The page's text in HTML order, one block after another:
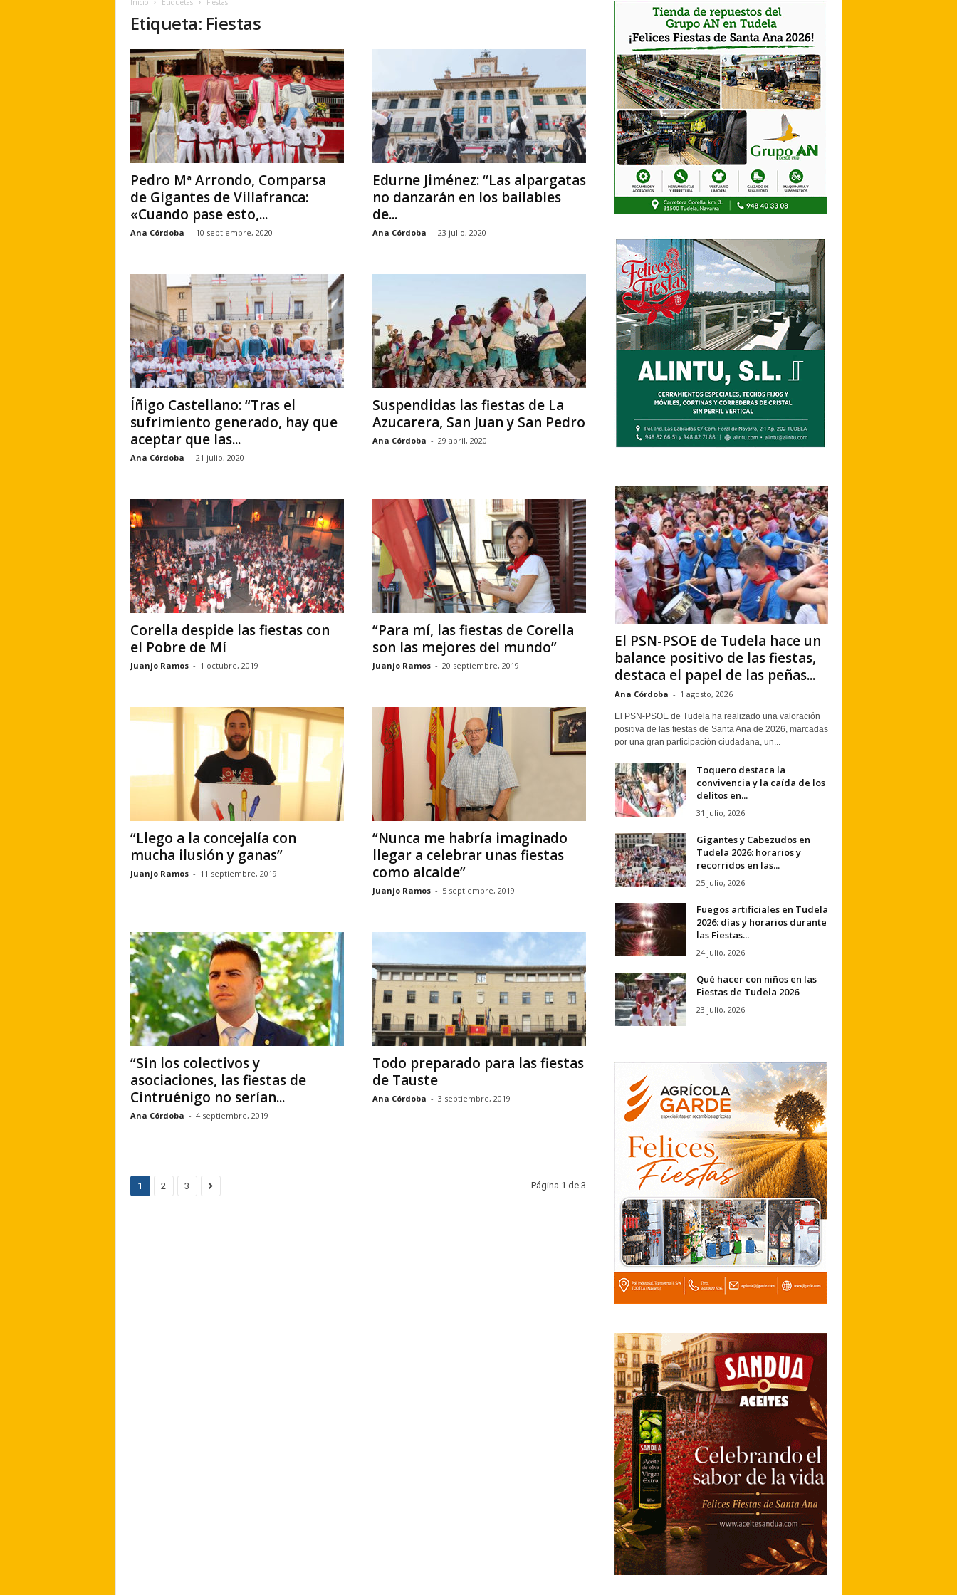
Inicio Etiquetas Fiestas
Etiqueta: Fiestas
Pedro Mª Arrondo, Comparsa
de Gigantes de Villafranca:
«Cuando pase esto,...
Ana Córdoba - 10 septiembre, 2020
Edurne Jiménez: “Las alpargatas
no danzarán en los bailables
de...
Ana Córdoba - 23 julio, 2020
Íñigo Castellano: “Tras el
sufrimiento generado, hay que
aceptar que las...
Ana Córdoba - 21 julio, 2020
Suspendidas las fiestas de La
Azucarera, San Juan y San Pedro
Ana Córdoba - 29 abril, 2020
Corella despide las fiestas con
el Pobre de Mí
Juanjo Ramos - 1 octubre, 2019
“Para mí, las fiestas de Corella
son las mejores del mundo”
Juanjo Ramos - 20 septiembre, 2019
“Llego a la concejalía con
mucha ilusión y ganas”
Juanjo Ramos - 11 septiembre, 2019
“Nunca me habría imaginado
llegar a celebrar unas fiestas
como alcalde”
Juanjo Ramos - 5 septiembre, 2019
“Sin los colectivos y
asociaciones, las fiestas de
Cintruénigo no serían...
Ana Córdoba - 4 septiembre, 2019
Todo preparado para las fiestas
de Tauste
Ana Córdoba - 3 septiembre, 2019
1 2 3 Página 1 de 3
El PSN-PSOE de Tudela hace un
balance positivo de las fiestas,
destaca el papel de las peñas...
Ana Córdoba - 1 agosto, 2026
El PSN-PSOE de Tudela ha realizado una valoración
positiva de las fiestas de Santa Ana de 2026, marcadas
por una gran participación ciudadana, un...
Toquero destaca la
convivencia y la caída de los
delitos en...
31 julio, 2026
Gigantes y Cabezudos en
Tudela 2026: horarios y
recorridos en las...
25 julio, 2026
Fuegos artificiales en Tudela
2026: días y horarios durante
las Fiestas...
24 julio, 2026
Qué hacer con niños en las
Fiestas de Tudela 2026
23 julio, 2026